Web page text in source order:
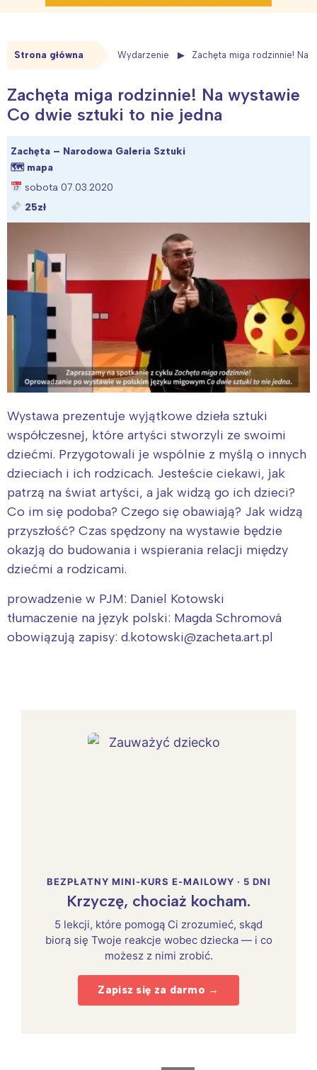
Strona główna Wydarzenie Zachęta miga rodzinnie! Na
Zachęta miga rodzinnie! Na wystawie
Co dwie sztuki to nie jedna
Zachęta – Narodowa Galeria Sztuki
🗺 mapa
sobota 07.03.2020
25zł
Wystawa prezentuje wyjątkowe dzieła sztuki
współczesnej, które artyści stworzyli ze swoimi
dziećmi. Przygotowali je wspólnie z myślą o innych
dzieciach i ich rodzicach. Jesteście ciekawi, jak
patrzą na świat artyści, a jak widzą go ich dzieci?
Co im się podoba? Czego się obawiają? Jak widzą
przyszłość? Czas spędzony na wystawie będzie
okazją do budowania i wspierania relacji między
dziećmi a rodzicami.
prowadzenie w PJM: Daniel Kotowski
tłumaczenie na język polski: Magda Schromová
obowiązują zapisy: d.kotowski@zacheta.art.pl
BEZPŁATNY MINI-KURS E-MAILOWY · 5 DNI
Krzyczę, chociaż kocham.
5 lekcji, które pomogą Ci zrozumieć, skąd
biorą się Twoje reakcje wobec dziecka — i co
możesz z nimi zrobić.
Zapisz się za darmo →